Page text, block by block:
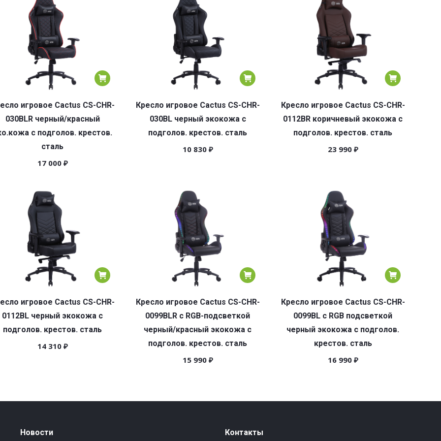
игровое Cactus CS-CHR-
030BLR черный/красный
с подголов. крестов.
сталь
17 000 ₽
Кресло игровое Cactus CS-CHR-
030BL черный экокожа с
подголов. крестов. сталь
10 830 ₽
Кресло игровое Cactus CS-CHR-
0112BR коричневый экокожа с
подголов. крестов. сталь
23 990 ₽
игровое Cactus CS-CHR-
0112BL черный экокожа с
подголов. крестов. сталь
14 310 ₽
Кресло игровое Cactus CS-CHR-
0099BLR с RGB-подсветкой
черный/красный экокожа с
подголов. крестов. сталь
15 990 ₽
Кресло игровое Cactus CS-CHR-
0099BL с RGB подсветкой
черный экокожа с подголов.
крестов. сталь
16 990 ₽
Новости Контакты